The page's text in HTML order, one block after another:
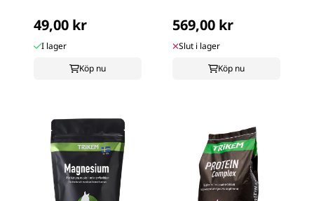
49,00 kr
I lager
Köp nu
569,00 kr
Slut i lager
Köp nu